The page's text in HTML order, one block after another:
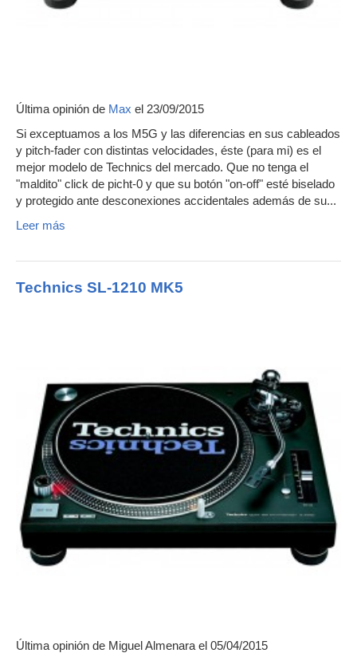
Última opinión de Max el 23/09/2015
Si exceptuamos a los M5G y las diferencias en sus cableados
y pitch-fader con distintas velocidades, éste (para mi) es el
mejor modelo de Technics del mercado. Que no tenga el
"maldito" click de picht-0 y que su botón "on-off" esté biselado
y protegido ante desconexiones accidentales además de su...
Leer más
Technics SL-1210 MK5
Última opinión de Miguel Almenara el 05/04/2015